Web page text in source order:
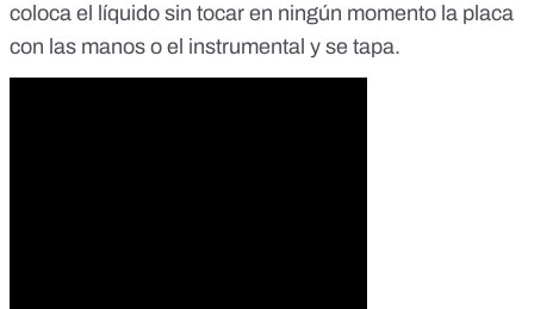
coloca el líquido sin tocar en ningún momento la placa
con las manos o el instrumental y se tapa.